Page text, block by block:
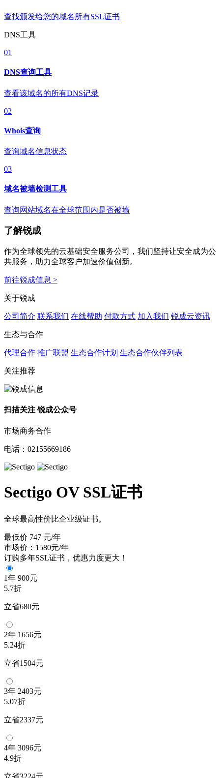
查找颁发给您的域名所有SSL证书
DNS工具
01
DNS查询工具
查看该域名的所有DNS记录
02
Whois查询
查询域名信息状态
03
域名被墙检测工具
查询网站域名在全球范围内是否被墙
了解锐成
作为全球领先的云基础安全服务公司，我们坚持让安全成为公
共服务，助力全球客户加速价值创新。
前往锐成信息 >
关于锐成
公司简介 联系我们 在线帮助 付款方式 加入我们 锐成云资讯
生态与合作
代理合作 推广联盟 生态合作计划 生态合作伙伴列表
关注推荐
扫描关注 锐成公众号
市场商务合作
电话：02155669186
Sectigo OV SSL证书
全球最高性价比企业级证书。
最低价 747 元/年
市场价：1580元/年
订购多年SSL证书，优惠力度更大！
1年 900元
5.7折
立省680元
2年 1656元
5.24折
立省1504元
3年 2403元
5.07折
立省2337元
4年 3096元
4.9折
立省3224元